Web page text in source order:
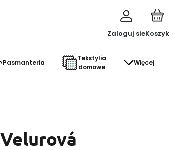
Zaloguj sieKoszyk
Pasmanteria
Tekstylia
domowe
Więcej
Velurová